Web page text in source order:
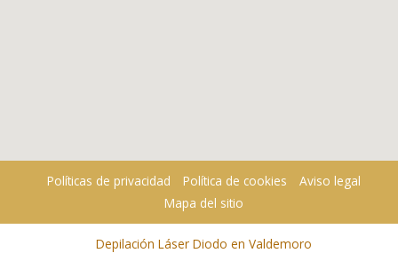
Políticas de privacidad Política de cookies
Aviso legal
Mapa del sitio
Depilación Láser Diodo en Valdemoro